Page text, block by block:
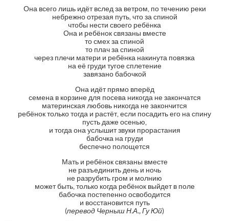
Она всего лишь идёт вслед за ветром, по течению реки
небрежно отрезая путь, что за спиной
чтобы нести своего ребёнка
Она и ребёнок связаны вместе
то смех за спиной
то плач за спиной
через плечи матери и ребёнка накинута повязка
на её груди тугое сплетение
завязано бабочкой
Она идёт прямо вперёд
семена в корзине для посева никогда не закончатся
материнская любовь никогда не закончится
ребёнок только тогда и растёт, если посадить его на спину
пусть даже осенью,
и тогда она услышит звуки прорастания
бабочка на груди
беспечно полощется
Мать и ребёнок связаны вместе
не разъединить день и ночь
не разрубить гром и молнию
может быть, только когда ребёнок выйдет в поле
бабочка постепенно освободится
и восстановится путь
(перевод Черныш Н.А., Гу Юй)